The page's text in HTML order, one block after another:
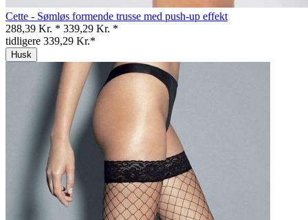
Cette - Sømløs formende trusse med push-up effekt
288,39 Kr. * 339,29 Kr. *
tidligere 339,29 Kr.*
Husk